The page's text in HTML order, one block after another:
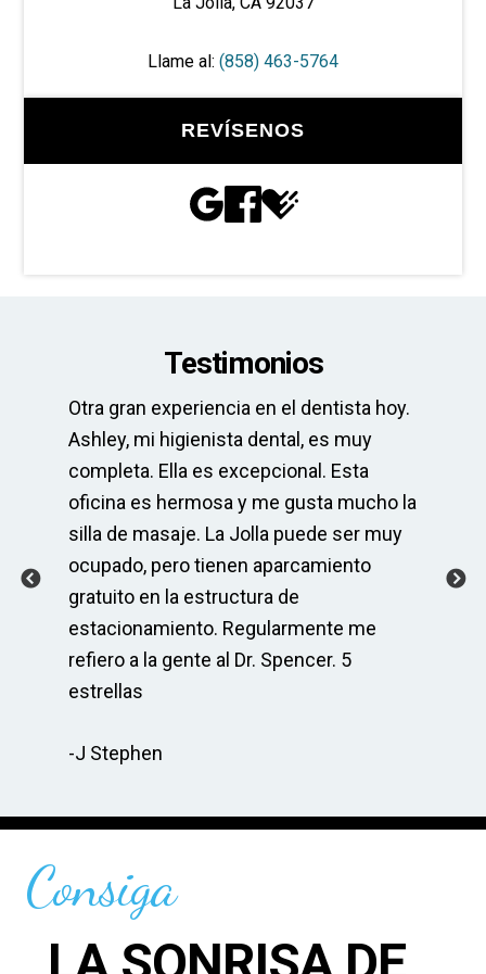
Llame al: (858) 463-5764
REVÍSENOS
Testimonios
Otra gran experiencia en el dentista hoy.
Ashley, mi higienista dental, es muy
completa. Ella es excepcional. Esta
oficina es hermosa y me gusta mucho la
silla de masaje. La Jolla puede ser muy
ocupado, pero tienen aparcamiento
gratuito en la estructura de
estacionamiento. Regularmente me
refiero a la gente al Dr. Spencer. 5
estrellas
-J Stephen
Consiga